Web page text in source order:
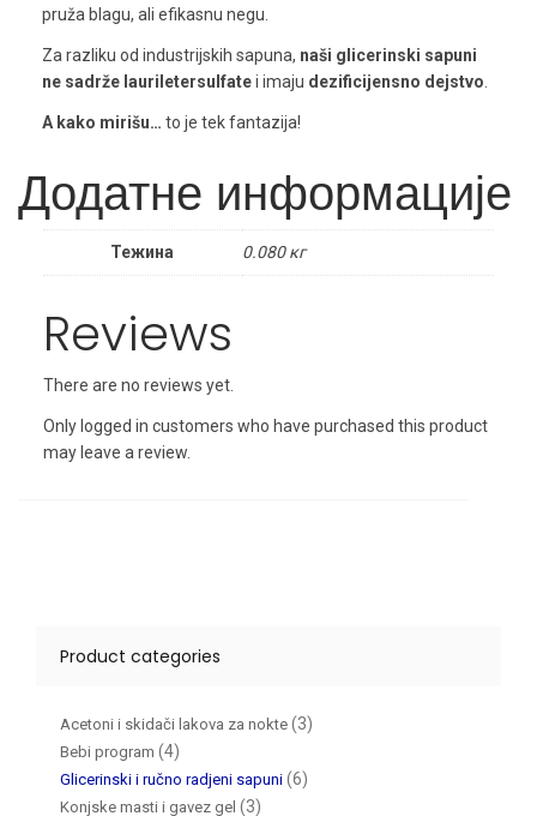
pruža blagu, ali efikasnu negu.
Za razliku od industrijskih sapuna, naši glicerinski sapuni
ne sadrže lauriletersulfatei imaju dezificijensno dejstvo
A kako mirišu… to je tek fantazija!
Додатне информације
Тежина 0.080 кг
Reviews
There are no reviews yet.
Only logged in customers who have purchased this product
may leave a review.
Product categories
Acetoni i skidači lakova za nokte (3)
Bebi program (4)
Glicerinski i ručno radjeni sapuni (6)
Konjske masti i gavez gel (3)